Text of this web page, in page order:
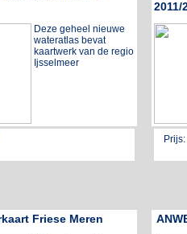
Deze geheel nieuwe
wateratlas bevat
kaartwerk van de regio
Ijsselmeer
2011/
Prijs:
Friese Meren